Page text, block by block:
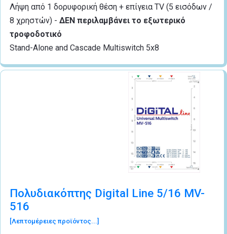
Λήψη από 1 δορυφορική θέση + επίγεια TV (5 εισόδων /
8 χρηστών) - ΔΕΝ περιλαμβάνει το εξωτερικό
τροφοδοτικό
Stand-Alone and Cascade Multiswitch 5x8
Πολυδιακόπτης Digital Line 5/16 MV-
516
[Λεπτομέρειες προϊόντος...]